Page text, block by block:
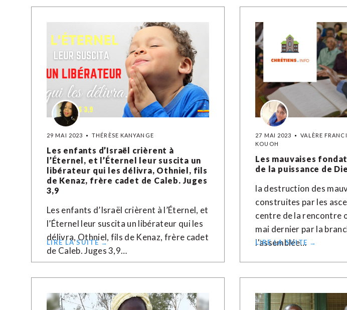
29 MAI 2023 THÉRÈSE KANYANGE
Les enfants d’Israël crièrent à
l’Éternel, et l’Éternel leur suscita un
libérateur qui les délivra, Othniel, fils
de Kenaz, frère cadet de Caleb. Juges
3,9
Les enfants d’Israël crièrent à l’Éternel, et
l’Éternel leur suscita un libérateur qui les
délivra, Othniel, fils de Kenaz, frère cadet
de Caleb. Juges 3,9…
LIRE LA SUITE →
27 MAI 2023
VALÈRE
KOUOH
Les mauvaises
de la puissance de
la destruction des
construites par les
centre de la rencontre
mai dernier par la
l'assemblée…
LIRE LA SUITE →